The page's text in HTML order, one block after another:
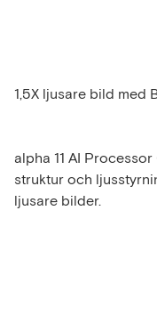
1,5X ljusare bild med
alpha 11 AI
struktur och
ljusare bilder.